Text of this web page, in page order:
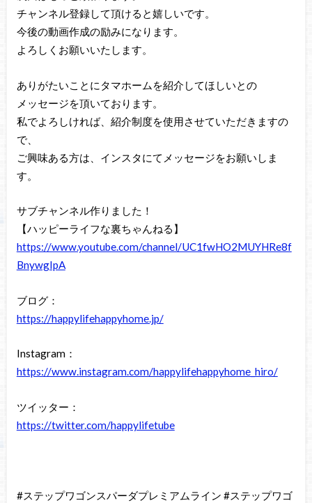
チャンネル登録して頂けると嬉しいです。
今後の動画作成の励みになります。
よろしくお願いいたします。
ありがたいことにタマホームを紹介してほしいとの
メッセージを頂いております。
私でよろしければ、紹介制度を使用させていただきますの
で、
ご興味ある方は、インスタにてメッセージをお願いしま
す。
サブチャンネル作りました！
【ハッピーライフな裏ちゃんねる】
https://www.youtube.com/channel/UC1fwHO2MUYHRe8f
BnywgIpA
ブログ：
https://happylifehappyhome.jp/
Instagram：
https://www.instagram.com/happylifehappyhome_hiro/
ツイッター：
https://twitter.com/happylifetube
#ステップワゴンスパーダプレミアムライン #ステップワゴ